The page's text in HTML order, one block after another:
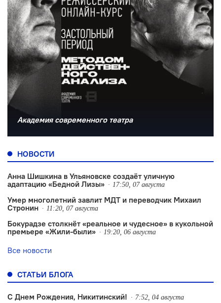
Академия современного театра
НОВОСТИ
Анна Шишкина в Ульяновске создаëт уличную
адаптацию «Бедной Лизы»
17:50, 07 августа
Умер многолетний завлит МДТ и переводчик Михаил
Стронин
11:20, 07 августа
Бокурадзе столкнëт «реальное и чудесное» в кукольной
премьере «Жили-были»
19:20, 06 августа
Все новости
СТАТЬИ БЛОГА
С Днем Рождения, Никитинский! 7:52, 04 августа